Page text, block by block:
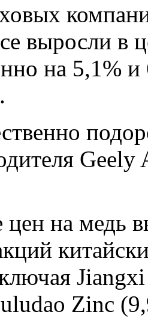
выросли в
на 5,1%
на медь
Zinc